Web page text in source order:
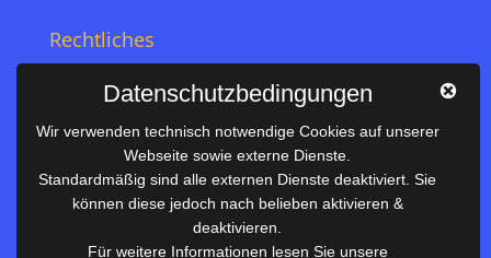
Rechtliches
Datenschutz
Nützliches
Vertretungsplan
Unterrichtszeiten
Datenschutzbedingungen
Wir verwenden technisch notwendige Cookies auf unserer
Webseite sowie externe Dienste.
Standardmäßig sind alle externen Dienste deaktiviert. Sie
können diese jedoch nach belieben aktivieren &
deaktivieren.
Für weitere Informationen lesen Sie unsere